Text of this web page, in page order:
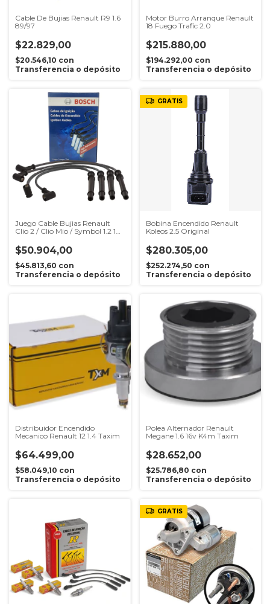
Cable De Bujias Renault R9 1.6
89/97
$22.829,00
$20.546,10 con
Transferencia o depósito
Motor Burro Arranque Renault
18 Fuego Trafic 2.0
$215.880,00
$194.292,00 con
Transferencia o depósito
Juego Cable Bujias Renault
Clio 2 / Clio Mio / Symbol 1.2 16v
$50.904,00
$45.813,60 con
Transferencia o depósito
GRATIS
Bobina Encendido Renault
Koleos 2.5 Original
$280.305,00
$252.274,50 con
Transferencia o depósito
Distribuidor Encendido
Mecanico Renault 12 1.4 Taxim
$64.499,00
$58.049,10 con
Transferencia o depósito
Polea Alternador Renault
Megane 1.6 16v K4m Taxim
$28.652,00
$25.786,80 con
Transferencia o depósito
GRATIS